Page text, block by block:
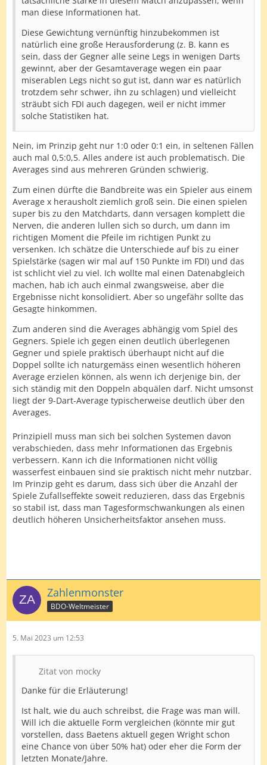
man diese Informationen hat.
Diese Gewichtung vernünftig hinzubekommen ist
natürlich eine große Herausforderung (z. B. kann es
sein, dass der Gegner alle seine Legs in wenigen Darts
gewinnt, aber der Gesamtaverage wegen ein paar
miserablen Legs nicht so gut ist, dann war es natürlich
trotzdem sehr schwer, ihn zu schlagen) und vielleicht
sträubt sich FDI auch dagegen, weil er nicht immer
solche Statistiken hat.
Nein, im Prinzip geht nur 1:0 oder 0:1 ein, in seltenen Fällen
auch mal 0,5:0,5. Alles andere ist auch problematisch. Die
Averages sind aus mehreren Gründen schwierig.
Zum einen dürfte die Bandbreite was ein Spieler aus einem
Average x herausholt ziemlich groß sein. Die einen spielen
super bis zu den Matchdarts, dann versagen komplett die
Nerven, die anderen lullen sich so durch, um dann im
richtigen Moment die Pfeile im richtigen Punkt zu
versenken. Ich schätze die Unterschiede auf bis zu einer
Spielstärke (sagen wir mal auf 150 Punkte im FDI) und das
ist schlicht viel zu viel. Ich wollte mal einen Datenabgleich
machen, hab ich auch einmal zwangsweise, aber die
Ergebnisse nicht konsolidiert. Aber so ungefähr sollte das
Gesagte hinkommen.
Zum anderen sind die Averages abhängig vom Spiel des
Gegners. Spiele ich gegen einen deutlich überlegenen
Gegner und spiele praktisch überhaupt nicht auf die
Doppel sollte ich naturgemäss einen wesentlich höheren
Average erzielen können, als wenn ich derjenige bin, der
sich ständig mit den Doppeln abquälen darf. Nicht umsonst
liegt der 9-Dart-Average typischerweise deutlich über den
Averages.
Prinzipiell muss man sich bei solchen Systemen davon
verabschieden, dass mehr Informationen das Ergebnis
verbessern. Kann ich die Informationen nicht völlig
wasserfest einbauen sind sie praktisch nicht mehr nutzbar.
Im Prinzip geht es darum, dass sich über die Anzahl der
Spiele Zufallseffekte soweit reduzieren, dass das Ergebnis
so stabil ist, dass man Tagesformschwankungen als einen
deutlich höheren Unsicherheitsfaktor ansehen muss.
Zahlenmonster
BDO-Weltmeister
5. Mai 2023 um 12:53
Zitat von mocky
Danke für die Erläuterung!
Ist halt, wie du auch schreibst, die Frage was man will.
Will ich die aktuelle Form vergleichen (könnte mir gut
vorstellen, dass Baetens aktuell gegen Wright schon
eine Chance von über 50% hat) oder eher die Form der
letzten Monate/Jahre.